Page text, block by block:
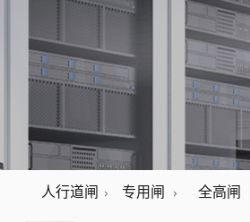
人行道闸 专用闸 全高闸